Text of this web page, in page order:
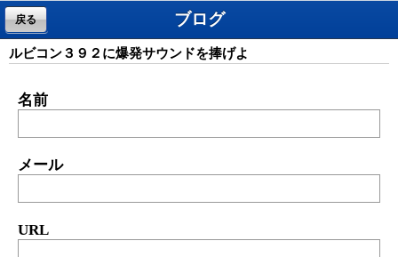
ブログ
戻る
ルビコン３９２に爆発サウンドを捧げよ
名前
メール
URL